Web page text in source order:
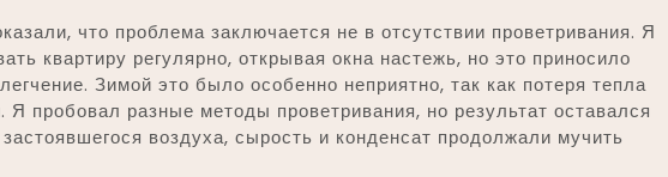
что проблема заключается не в отсутствии проветривания. Я
квартиру регулярно, открывая окна настежь, но это приносило
Зимой это было особенно неприятно, так как потеря тепла
Я пробовал разные методы проветривания, но результат оставался
воздуха, сырость и конденсат продолжали мучить